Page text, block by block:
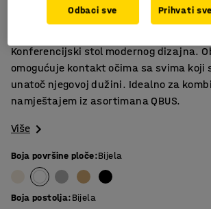
U nekoliko dužina
Odgovara ostalom namještaju iz
Konferencijski stol modernog dizajna.
omogućuje kontakt očima sa svima koji
unatoč njegovoj dužini. Idealno za
namještajem iz asortimana QBUS.
Više
Boja površine ploče:Bijela
Boja postolja:Bijela
Odbaci sve Prihvati